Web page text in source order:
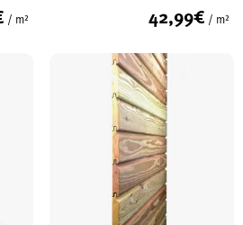
/ m² 42,99€ / m²